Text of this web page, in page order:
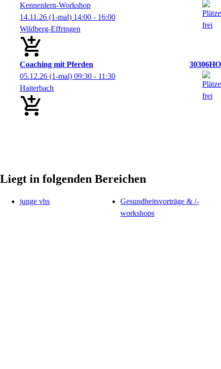
Kennenlern-Workshop
14.11.26 (1-mal) 14:00 - 16:00
Wildberg-Effringen
Coaching mit Pferden
30306HO
05.12.26 (1-mal) 09:30 - 11:30
Haiterbach
Liegt in folgenden Bereichen
junge vhs
Gesundheitsvorträge & /-
workshops